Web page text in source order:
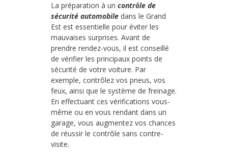
La préparation à un contrôle de
sécurité automobile dans le Grand
Est est essentielle pour éviter les
mauvaises surprises. Avant de
prendre rendez-vous, il est conseillé
de vérifier les principaux points de
sécurité de votre voiture. Par
exemple, contrôlez vos pneus, vos
feux, ainsi que le système de freinage.
En effectuant ces vérifications vous-
même ou en vous rendant dans un
garage, vous augmentez vos chances
de réussir le contrôle sans contre-
visite.